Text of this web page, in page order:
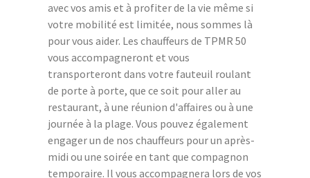
avec vos amis et à profiter de la vie même si
votre mobilité est limitée, nous sommes là
pour vous aider. Les chauffeurs de TPMR 50
vous accompagneront et vous
transporteront dans votre fauteuil roulant
de porte à porte, que ce soit pour aller au
restaurant, à une réunion d'affaires ou à une
journée à la plage. Vous pouvez également
engager un de nos chauffeurs pour un après-
midi ou une soirée en tant que compagnon
temporaire. Il vous accompagnera lors de vos